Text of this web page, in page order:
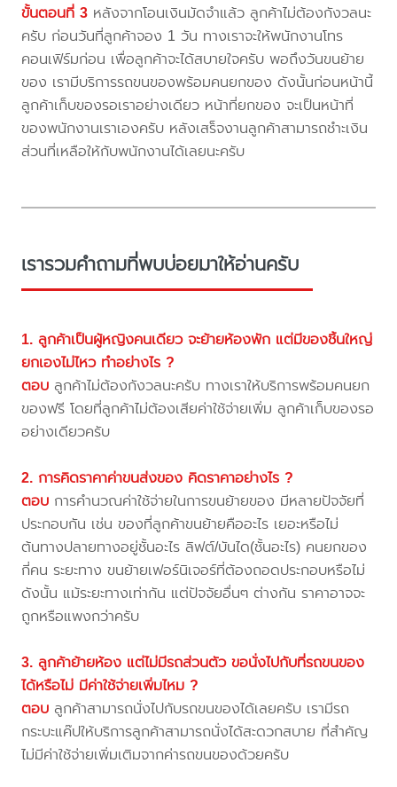
ขั้นตอนที่ 3 หลังจากโอนเงินมัดจำแล้ว ลูกค้าไม่ต้องกังวลนะ
ครับ ก่อนวันที่ลูกค้าจอง 1 วัน ทางเราจะให้พนักงานโทร
คอนเฟิร์มก่อน เพื่อลูกค้าจะได้สบายใจครับ พอถึงวันขนย้าย
ของ เรามีบริการรถขนของพร้อมคนยกของ ดังนั้นก่อนหน้านี้
ลูกค้าเก็บของรอเราอย่างเดียว หน้าที่ยกของ จะเป็นหน้าที่
ของพนักงานเราเองครับ หลังเสร็จงานลูกค้าสามารถชำะเงิน
ส่วนที่เหลือให้กับพนักงานได้เลยนะครับ
เรารวมคำถามที่พบบ่อยมาให้อ่านครับ
1. ลูกค้าเป็นผู้หญิงคนเดียว จะย้ายห้องพัก แต่มีของชิ้นใหญ่
ยกเองไม่ไหว ทำอย่างไร ?
ตอบ ลูกค้าไม่ต้องกังวลนะครับ ทางเราให้บริการพร้อมคนยก
ของฟรี โดยที่ลูกค้าไม่ต้องเสียค่าใช้จ่ายเพิ่ม ลูกค้าเก็บของรอ
อย่างเดียวครับ
2. การคิดราคาค่าขนส่งของ คิดราคาอย่างไร ?
ตอบ การคำนวณค่าใช้จ่ายในการขนย้ายของ มีหลายปัจจัยที่
ประกอบกัน เช่น ของที่ลูกค้าขนย้ายคืออะไร เยอะหรือไม่
ต้นทางปลายทางอยู่ชั้นอะไร ลิฟต์/บันได(ชั้นอะไร) คนยกของ
กี่คน ระยะทาง ขนย้ายเฟอร์นิเจอร์ที่ต้องถอดประกอบหรือไม่
ดังนั้น แม้ระยะทางเท่ากัน แต่ปัจจัยอื่นๆ ต่างกัน ราคาอาจจะ
ถูกหรือแพงกว่าครับ
3. ลูกค้าย้ายห้อง แต่ไม่มีรถส่วนตัว ขอนั่งไปกับที่รถขนของ
ได้หรือไม่ มีค่าใช้จ่ายเพิ่มไหม ?
ตอบ ลูกค้าสามารถนั่งไปกับรถขนของได้เลยครับ เรามีรถ
กระบะแค๊ปให้บริการลูกค้าสามารถนั่งได้สะดวกสบาย ที่สำคัญ
ไม่มีค่าใช้จ่ายเพิ่มเติมจากค่ารถขนของด้วยครับ